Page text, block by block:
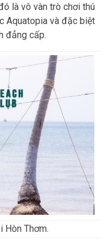
là vô vàn trò chơi thú
Aquatopia và đặc biệt
đẳng cấp.
Hòn Thơm.